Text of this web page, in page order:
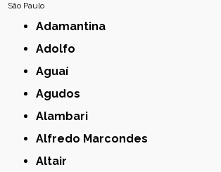
São Paulo
Adamantina
Adolfo
Aguaí
Agudos
Alambari
Alfredo Marcondes
Altair